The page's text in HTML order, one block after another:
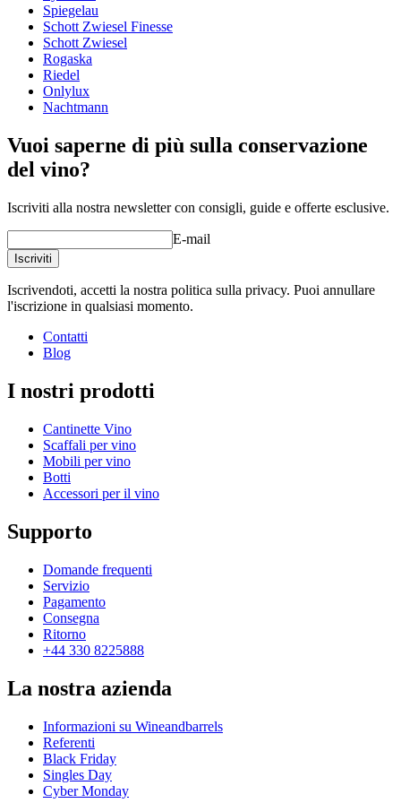
IncisioneNo
Spiegelau
Schott Zwiesel Finesse
Schott Zwiesel
Rogaska
Riedel
Onlylux
Nachtmann
Vuoi saperne di più sulla conservazione
del vino?
Iscriviti alla nostra newsletter con consigli, guide e offerte esclusive.
E-mail
Iscriviti
Iscrivendoti, accetti la nostra politica sulla privacy. Puoi annullare
l'iscrizione in qualsiasi momento.
Contatti
Blog
I nostri prodotti
Cantinette Vino
Scaffali per vino
Mobili per vino
Botti
Accessori per il vino
Supporto
Domande frequenti
Servizio
Pagamento
Consegna
Ritorno
+44 330 8225888
La nostra azienda
Informazioni su Wineandbarrels
Referenti
Black Friday
Singles Day
Cyber Monday